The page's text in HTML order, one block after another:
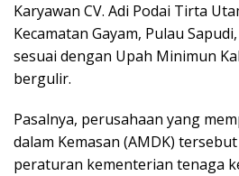
Karyawan CV. Adi Podai Tirta
Kecamatan Gayam, Pulau
sesuai dengan Upah Minimun
bergulir.
Pasalnya, perusahaan yang
dalam Kemasan (AMDK)
peraturan kementerian tenaga